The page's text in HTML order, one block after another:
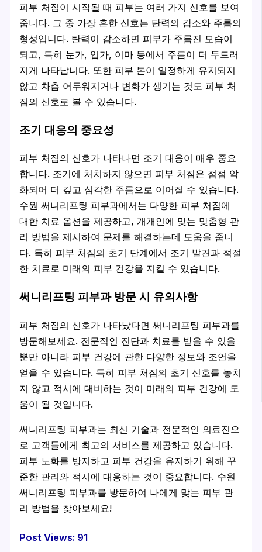
피부 처짐이 시작될 때 피부는 여러 가지 신호를 보여
줍니다. 그 중 가장 흔한 신호는 탄력의 감소와 주름의
형성입니다. 탄력이 감소하면 피부가 주름진 모습이
되고, 특히 눈가, 입가, 이마 등에서 주름이 더 두드러
지게 나타납니다. 또한 피부 톤이 일정하게 유지되지
않고 차츰 어두워지거나 변화가 생기는 것도 피부 처
짐의 신호로 볼 수 있습니다.
조기 대응의 중요성
피부 처짐의 신호가 나타나면 조기 대응이 매우 중요
합니다. 조기에 처치하지 않으면 피부 처짐은 점점 악
화되어 더 깊고 심각한 주름으로 이어질 수 있습니다.
수원 써니리프팅 피부과에서는 다양한 피부 처짐에
대한 치료 옵션을 제공하고, 개개인에 맞는 맞춤형 관
리 방법을 제시하여 문제를 해결하는데 도움을 줍니
다. 특히 피부 처짐의 초기 단계에서 조기 발견과 적절
한 치료로 미래의 피부 건강을 지킬 수 있습니다.
써니리프팅 피부과 방문 시 유의사항
피부 처짐의 신호가 나타났다면 써니리프팅 피부과를
방문해보세요. 전문적인 진단과 치료를 받을 수 있을
뿐만 아니라 피부 건강에 관한 다양한 정보와 조언을
얻을 수 있습니다. 특히 피부 처짐의 초기 신호를 놓치
지 않고 적시에 대비하는 것이 미래의 피부 건강에 도
움이 될 것입니다.
써니리프팅 피부과는 최신 기술과 전문적인 의료진으
로 고객들에게 최고의 서비스를 제공하고 있습니다.
피부 노화를 방지하고 피부 건강을 유지하기 위해 꾸
준한 관리와 적시에 대응하는 것이 중요합니다. 수원
써니리프팅 피부과를 방문하여 나에게 맞는 피부 관
리 방법을 찾아보세요!
Post Views: 91